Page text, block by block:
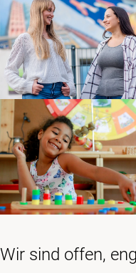
Wir sind offen,